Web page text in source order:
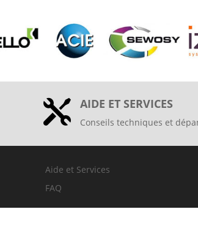
 AIDE ET SERVICES
Conseils techniques et
Aide et Services
FAQ